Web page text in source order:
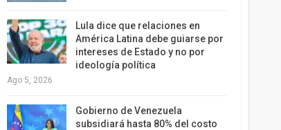
Lula dice que relaciones en
América Latina debe guiarse por
intereses de Estado y no por
ideología política
Ago 5, 2026
Gobierno de Venezuela
subsidiará hasta 80% del costo